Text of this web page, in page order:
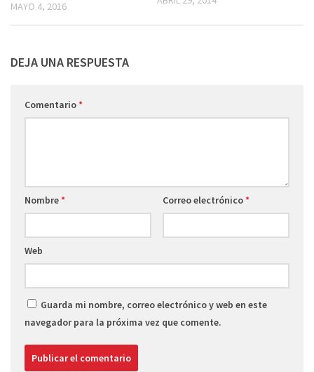
MAYO 4, 2016
DEJA UNA RESPUESTA
Comentario*
Nombre* Correo electrónico*
Web
Guarda mi nombre, correo electrónico y web en este
navegador para la próxima vez que comente.